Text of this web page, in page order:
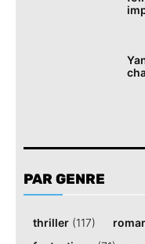
PAR GENRE
thriller (117)